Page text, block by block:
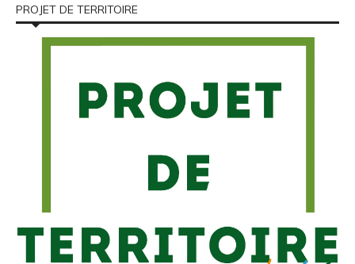
PROJET DE TERRITOIRE